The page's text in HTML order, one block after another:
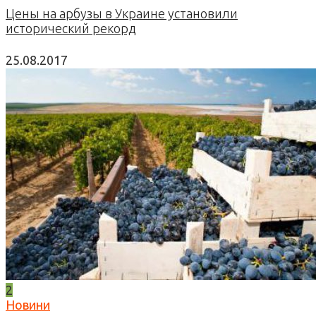
Цены на арбузы в Украине установили
исторический рекорд
25.08.2017
2
Новини